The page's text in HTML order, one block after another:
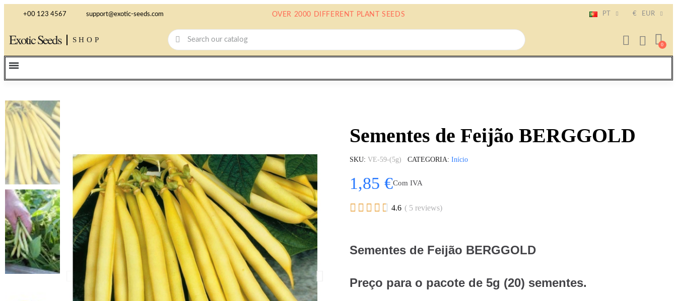
+00 123 4567 support@exotic-seeds.com OVER 2000 DIFFERENT PLANT SEEDS PT € EUR
Exotic Seeds SHOP
Sementes de Feijão BERGGOLD
SKU VE-59-(5g) CATEGORIA Início
1,85 €Com IVA
     4.6 ( 5 reviews)
Sementes de Feijão BERGGOLD
Preço para o pacote de 5g (20) sementes.